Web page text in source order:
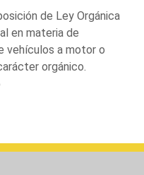
de Ley Orgánica
en materia de
vehículos a motor o
orgánico.